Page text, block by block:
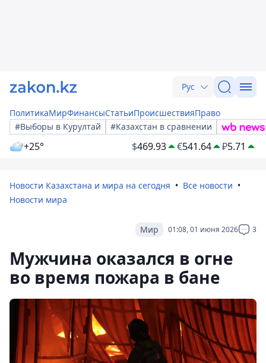
Рус
ПолитикаМирФинансыСтатьиПроисшествияПраво
#Выборы в Курултай
#Казахстан в сравнении
+25° $469.93 €541.64 ₽5.71
Новости Казахстана и мира на сегодня
Все новости
Новости мира
01:08, 01 июня 2026 3
Мир
Мужчина оказался в огне
во время пожара в бане